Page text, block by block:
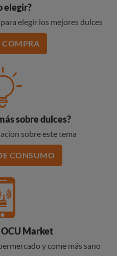
elegir?
elegir los mejores dulces
COMPRA
sobre dulces?
sobre este tema
CONSUMO
Market
y come más sano